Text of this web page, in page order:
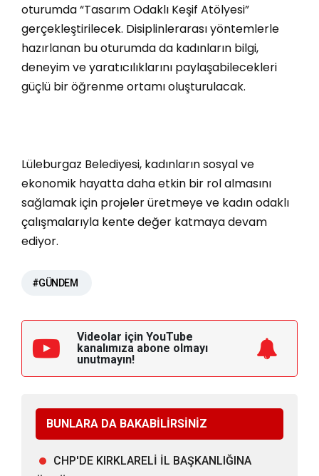
oturumda “Tasarım Odaklı Keşif Atölyesi”
gerçekleştirilecek. Disiplinlerarası yöntemlerle
hazırlanan bu oturumda da kadınların bilgi,
deneyim ve yaratıcılıklarını paylaşabilecekleri
güçlü bir öğrenme ortamı oluşturulacak.
Lüleburgaz Belediyesi, kadınların sosyal ve
ekonomik hayatta daha etkin bir rol almasını
sağlamak için projeler üretmeye ve kadın odaklı
çalışmalarıyla kente değer katmaya devam
ediyor.
#GÜNDEM
Videolar için YouTube
kanalımıza abone olmayı
unutmayın!
BUNLARA DA BAKABİLİRSİNİZ
CHP'DE KIRKLARELİ İL BAŞKANLIĞINA